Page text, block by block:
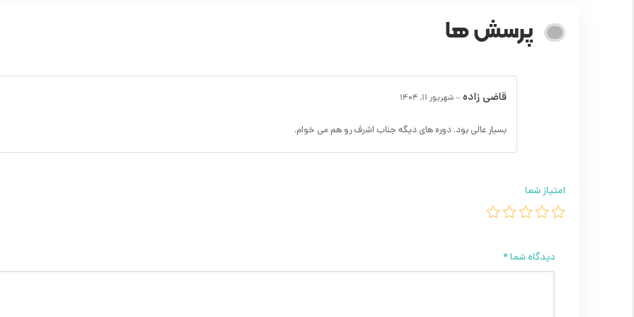
پرسش ها
قاضی زاده –شهریور 11, 1404
بسیار عالی بود. دوره های دیگه جناب اشرف رو هم می خوام.
امتیاز شما
دیدگاه شما*